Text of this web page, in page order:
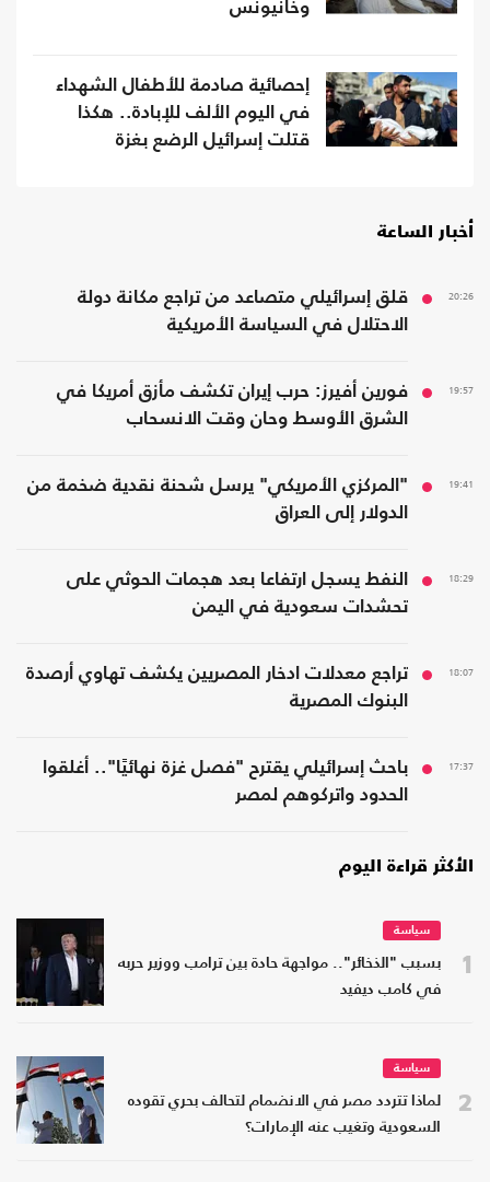
وخانيونس
إحصائية صادمة للأطفال الشهداء
في اليوم الألف للإبادة.. هكذا
قتلت إسرائيل الرضع بغزة
أخبار الساعة
20:26
قلق إسرائيلي متصاعد من تراجع مكانة دولة
الاحتلال في السياسة الأمريكية
19:57
فورين أفيرز: حرب إيران تكشف مأزق أمريكا في
الشرق الأوسط وحان وقت الانسحاب
19:41
"المركزي الأمريكي" يرسل شحنة نقدية ضخمة من
الدولار إلى العراق
18:29
النفط يسجل ارتفاعا بعد هجمات الحوثي على
تحشدات سعودية في اليمن
18:07
تراجع معدلات ادخار المصريين يكشف تهاوي أرصدة
البنوك المصرية
17:37
باحث إسرائيلي يقترح "فصل غزة نهائيًا".. أغلقوا
الحدود واتركوهم لمصر
الأكثر قراءة اليوم
1
سياسة
بسبب "الذخائر".. مواجهة حادة بين ترامب ووزير حربه
في كامب ديفيد
2
سياسة
لماذا تتردد مصر في الانضمام لتحالف بحري تقوده
السعودية وتغيب عنه الإمارات؟